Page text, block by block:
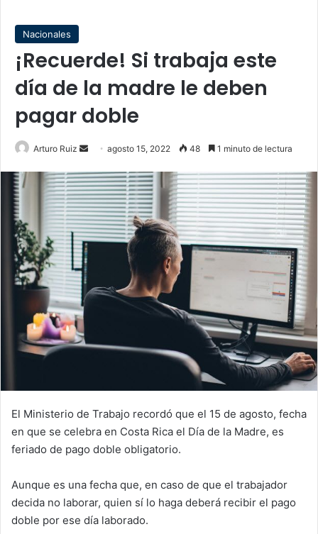
Nacionales
¡Recuerde! Si trabaja este
día de la madre le deben
pagar doble
Arturo Ruiz
Send
email
agosto 15, 2022 48 1 minuto de lectura
El Ministerio de Trabajo recordó que el 15 de agosto, fecha
en que se celebra en Costa Rica el Día de la Madre, es
feriado de pago doble obligatorio.
Aunque es una fecha que, en caso de que el trabajador
decida no laborar, quien sí lo haga deberá recibir el pago
doble por ese día laborado.